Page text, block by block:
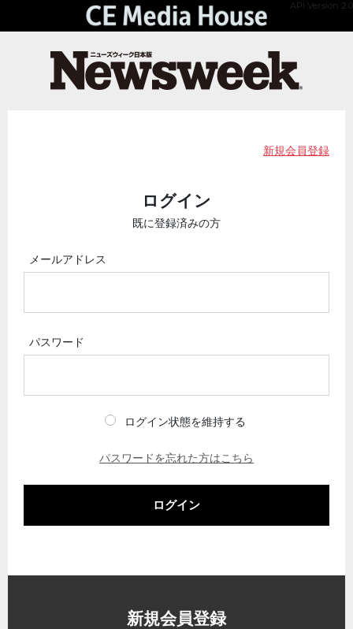
API Version 2.0
新規会員登録
ログイン
既に登録済みの方
メールアドレス
パスワード
ログイン状態を維持する
パスワードを忘れた方はこちら
ログイン
新規会員登録